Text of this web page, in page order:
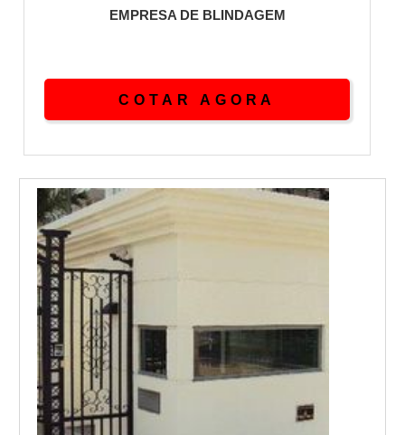
EMPRESA DE BLINDAGEM
COTAR AGORA